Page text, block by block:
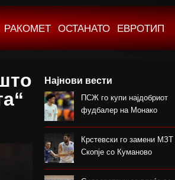
РАКОМЕТ ОСТАНАТО ЕВРОТИП
Најнови вести
ПСЖ го купи најдобриот
фудбалер на Монако
Крстевски го замени МЗТ
Скопје со Куманово